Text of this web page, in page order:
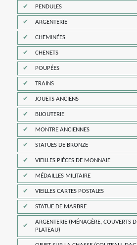
PENDULES
ARGENTERIE
CHEMINÉES
CHENETS
POUPÉES
TRAINS
JOUETS ANCIENS
BIJOUTERIE
MONTRE ANCIENNES
STATUES DE BRONZE
VIEILLES PIÈCES DE MONNAIE
MÉDAILLES MILITAIRE
VIEILLES CARTES POSTALES
STATUE DE MARBRE
ARGENTERIE (MÉNAGÈRE, COUVERTS
PLATEAU)